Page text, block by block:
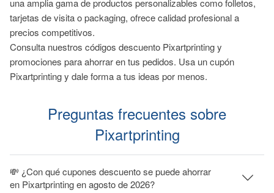
una amplia gama de productos personalizables como folletos,
tarjetas de visita o packaging, ofrece calidad profesional a
precios competitivos.
Consulta nuestros códigos descuento Pixartprinting y
promociones para ahorrar en tus pedidos. Usa un cupón
Pixartprinting y dale forma a tus ideas por menos.
Preguntas frecuentes sobre
Pixartprinting
💸 ¿Con qué cupones descuento se puede ahorrar
en Pixartprinting en agosto de 2026?